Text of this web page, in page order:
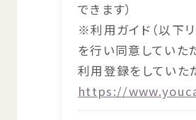
できます）
※利用ガイド（以下
を行 い同意 していた
利用登録をしていた
https://